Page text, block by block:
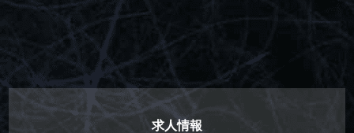
求人情報